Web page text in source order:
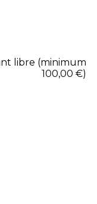
libre (minimum
100,00 €)